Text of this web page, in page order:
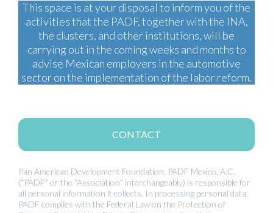
This space is at your disposal to inform you of the
activities that the PADF, together with the INA,
the clusters, and other institutions, will be
carrying out in the coming weeks and months to
advise Mexican employers in the automotive
sector on the implementation of the labor reform.
CONTACT
Pan American Development Foundation, PADF Mexico, A.C.
(“PADF” or the “Association” interchangeably) is responsible for
all personal information it collects. In processing personal data,
PADF complies with the Federal Law on the Protection of